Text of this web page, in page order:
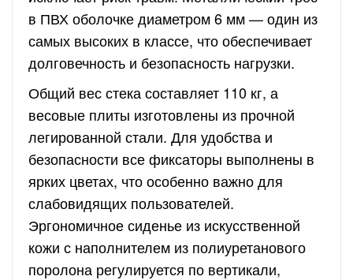
в ПВХ оболочке диаметром 6 мм — один из
самых высоких в классе, что обеспечивает
долговечность и безопасность нагрузки.
Общий вес стека составляет 110 кг, а
весовые плиты изготовлены из прочной
легированной стали. Для удобства и
безопасности все фиксаторы выполнены в
ярких цветах, что особенно важно для
слабовидящих пользователей.
Эргономичное сиденье из искусственной
кожи с наполнителем из полиуретанового
поролона регулируется по вертикали,